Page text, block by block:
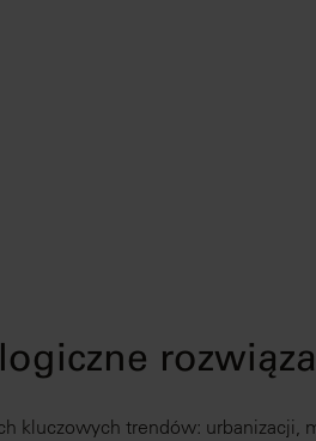
kluczowych trendów: